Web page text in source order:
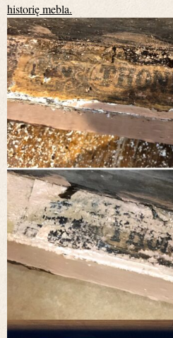
historię mebla.